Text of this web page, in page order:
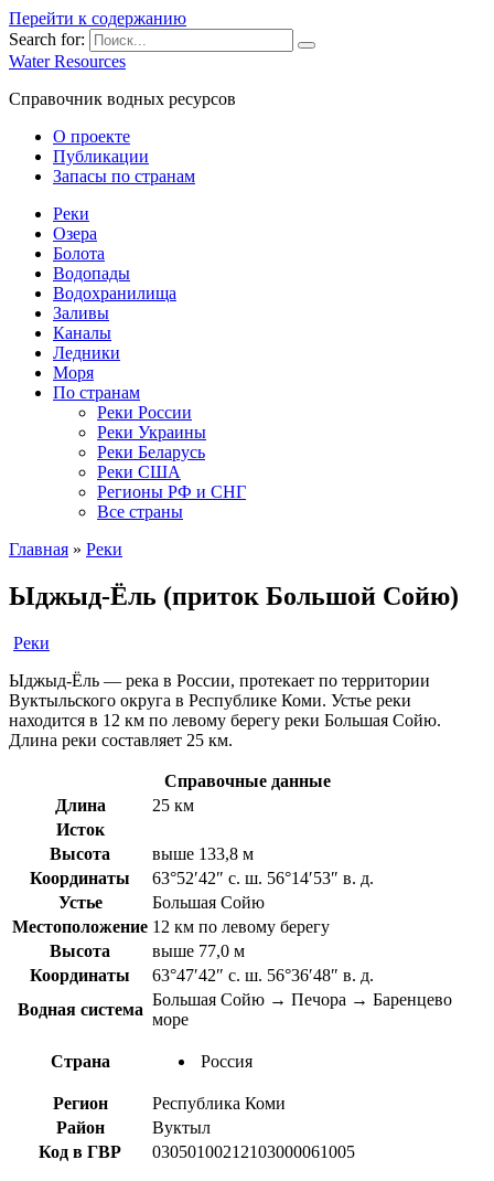
Перейти к содержанию
Search for:
Water Resources
Справочник водных ресурсов
О проекте
Публикации
Запасы по странам
Реки
Озера
Болота
Водопады
Водохранилища
Заливы
Каналы
Ледники
Моря
По странам
Реки России
Реки Украины
Реки Беларусь
Реки США
Регионы РФ и СНГ
Все страны
Главная » Реки
Ыджыд-Ёль (приток Большой Сойю)
Реки
Ыджыд-Ёль — река в России, протекает по территории
Вуктыльского округа в Республике Коми. Устье реки
находится в 12 км по левому берегу реки Большая Сойю.
Длина реки составляет 25 км.
Справочные данные
Длина
25 км
Исток
Высота
выше 133,8 м
Координаты
63°52′42″ с. ш. 56°14′53″ в. д.
Устье
Большая Сойю
Местоположение 12 км по левому берегу
Высота
выше 77,0 м
Координаты
63°47′42″ с. ш. 56°36′48″ в. д.
Водная система
Большая Сойю → Печора → Баренцево
море
Страна Россия
Регион
Республика Коми
Район
Вуктыл
Код в ГВР
03050100212103000061005